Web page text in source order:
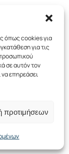
όπως cookies για
για τις
σε αυτόν τον
επηρεάσει
προτιμήσεων